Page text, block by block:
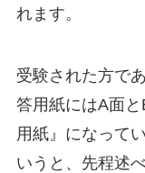
れます。
受験された方で
答用紙にはA面
用紙』になって
いうと、先程述